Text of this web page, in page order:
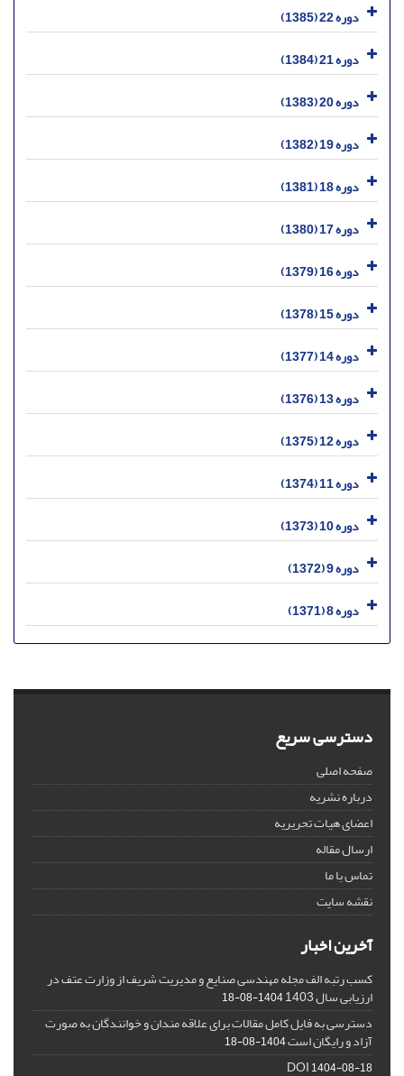
دوره 22 (1385)
دوره 21 (1384)
دوره 20 (1383)
دوره 19 (1382)
دوره 18 (1381)
دوره 17 (1380)
دوره 16 (1379)
دوره 15 (1378)
دوره 14 (1377)
دوره 13 (1376)
دوره 12 (1375)
دوره 11 (1374)
دوره 10 (1373)
دوره 9 (1372)
دوره 8 (1371)
دسترسی سریع
صفحه اصلی
درباره نشریه
اعضای هیات تحریریه
ارسال مقاله
تماس با ما
نقشه سایت
آخرین اخبار
کسب رتبه الف مجله مهندسی صنایع و مدیریت شریف از وزارت عتف در
ارزیابی سال 1403 1404-08-18
دسترسی به فایل کامل مقالات برای علاقه مندان و خوانندگان به صورت
آزاد و رایگان است1404-08-18
DOI1404-08-18